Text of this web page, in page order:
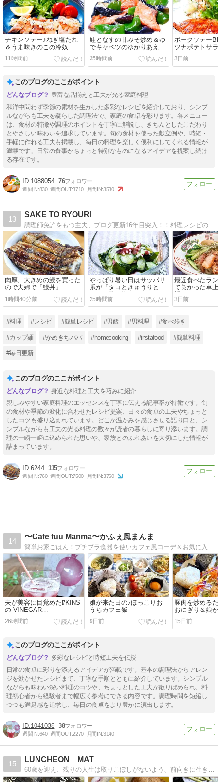
チキンソテー♪ねぎ塩だれ
＆うま味きのこの冷奴
11時間前
鮭となすの甘みそ炒め＆ゆ
でキャベツのゆかりあえ
35時間前
ポークソテー
ツナポテトサ
3日前
このブログのここがポイント
豊富な品揃えと工夫が光る家庭料理
和洋中問わず季節の素材を生かした多彩なレシピを紹介しており、シンプ
ルながらも工夫を凝らした調理法で、家庭の食卓を彩ります。各メニュー
は、食材の特徴や調理のポイントを丁寧に解説し、きちんとしたこだわり
とやさしい味わいを追求しています。旬の食材を使った献立例や、時短・
手軽に作れる工夫も掲載し、毎日の料理を楽しく便利にしてくれる情報が
満載です。日常の食事がちょっと特別なものになるアイデアを提案し続け
る存在です。
1088054 76
週間IN:830 週間OUT:3710 月間IN:3530
13
SAKE TO RYOURI
調理師免許をもつ主夫、ブログ更新16年目突入！！料理レシピの紹介「楽しく作って楽しく食べる」、男が喜ぶレシピ満載ですよ！！
肉厚、大きめの鰻を買った
ので夫婦で「鰻丼」
1時間40分前
やっぱり暑い日はサッパリ
系が「タコときゅうりとワ
カメの酢の物」
25時間前
最近食べたラ
て良かった卓
機」
3日前
#料理 #レシピ #簡単レシピ #男飯 #男料理 #食べ歩き
#カップ麺 #かめきちパパ #homecooking #instafood #簡単料理
#毎日更新
このブログのここがポイント
身近な料理と工夫を巧みに紹介
親しみやすい家庭料理のエッセンスを丁寧に伝える記事群が特徴です。旬
の食材や季節の変化に合わせたレシピ提案、日々の食卓の工夫やちょっと
したコツも盛り込まれています。どこか温かみを感じさせる語り口と、シ
ンプルながらも工夫の光る料理の数々が読者の暮らしに寄り添います。調
理の一瞬一瞬に込められた思いや、家族とのふれあいを大切にした情報が
詰まっています。
6244 115
週間IN:760 週間OUT:7500 月間IN:3760
14
〜Cafe fuu Manma〜かふぇ風まんま
夫が美容に目覚めた⁉KINS
の VINEGAR
PROTEIN（ビネガープロ
テイン）
26時間前
娘が来た日の♪ほっこりお
うちカフェ飯
9日前
豚肉を炒める
おにぎり＆娘
15日前
このブログのここがポイント
多彩なレシピと時短工夫を伝授
日常の食卓に彩りを添えるアイデアが満載です。基本の調理法からアレン
ジを効かせたレシピまで、丁寧な手順とともに紹介しています。シンプル
ながらも味わい深い料理のコツや、ちょっとした工夫が散りばめられ、料
理初心者から経験者まで幅広く参考にできる内容です。調理時間を短縮し
つつも満足感を追求し、毎日の食卓をより豊かに演出します。
1041038 38
週間IN:640 週間OUT:2270 月間IN:3140
15
LUNCHEON MAT
60歳を迎え、残りの人生は取りこぼしがないよう、前向きに生きていきたいと思っています